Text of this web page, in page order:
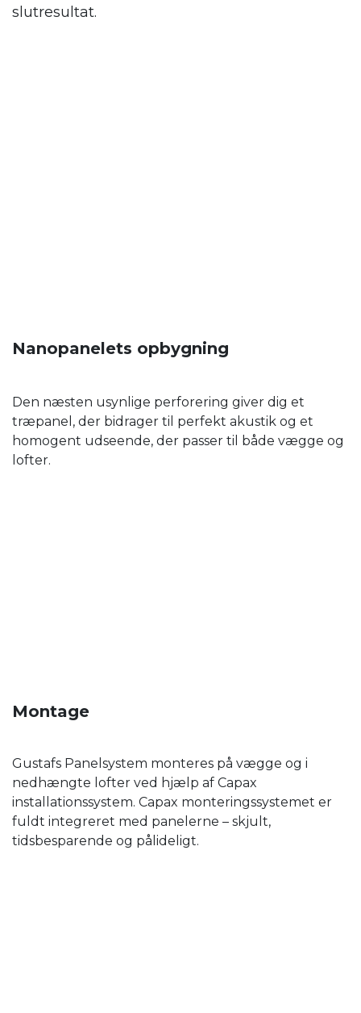
slutresultat.
Nanopanelets opbygning
Den næsten usynlige perforering giver dig et
træpanel, der bidrager til perfekt akustik og et
homogent udseende, der passer til både vægge og
lofter.
Montage
Gustafs Panelsystem monteres på vægge og i
nedhængte lofter ved hjælp af Capax
installationssystem. Capax monteringssystemet er
fuldt integreret med panelerne – skjult,
tidsbesparende og pålideligt.